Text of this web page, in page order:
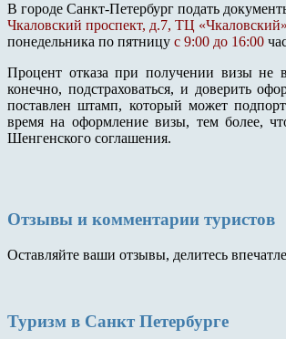
В городе Санкт-Петербург подать
Чкаловский проспект, д.7, ТЦ
понедельника по пятницу с 9:00 до 16:00
Процент отказа при получении визы не
конечно, подстраховаться, и доверить
поставлен штамп, который может
время на оформление визы, тем более,
Шенгенского соглашения.
Отзывы и комментарии туристов
Оставляйте ваши отзывы, делитесь
Туризм в Санкт Петербурге